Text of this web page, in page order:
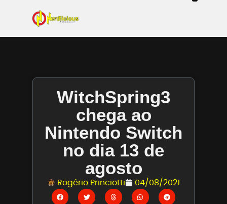
WitchSpring3
chega ao
Nintendo Switch
no dia 13 de
agosto
Rogério Princiotti 04/08/2021